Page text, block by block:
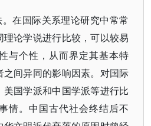
在国际关系理论研究中常常
论学说进行比较，可以较易
与个性，从而界定其基本特
间异同的影响因素。对国际
国学派和中国学派等进行比
情。中国古代社会终结后不